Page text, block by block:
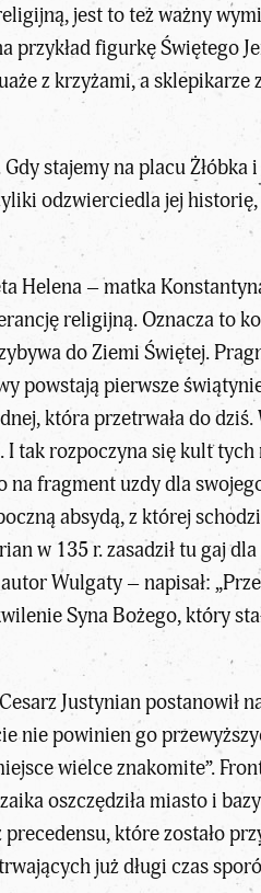
jest to też ważny
figurkę Świętego
z krzyżami, a sklepikarze
stajemy na placu
odzwierciedla jej
Helena – matka
religijną. Oznacza to
do Ziemi Świętej.
powstają pierwsze
która przetrwała do
tak rozpoczyna się kult
na fragment uzdy dla
absydą, z której
w 135 r. zasadził tu gaj
Wulgaty – napisał:
Syna Bożego, który
Justynian postanowił
powinien go
wielce znakomite”.
oszczędziła miasto i
które zostało
już długi czas